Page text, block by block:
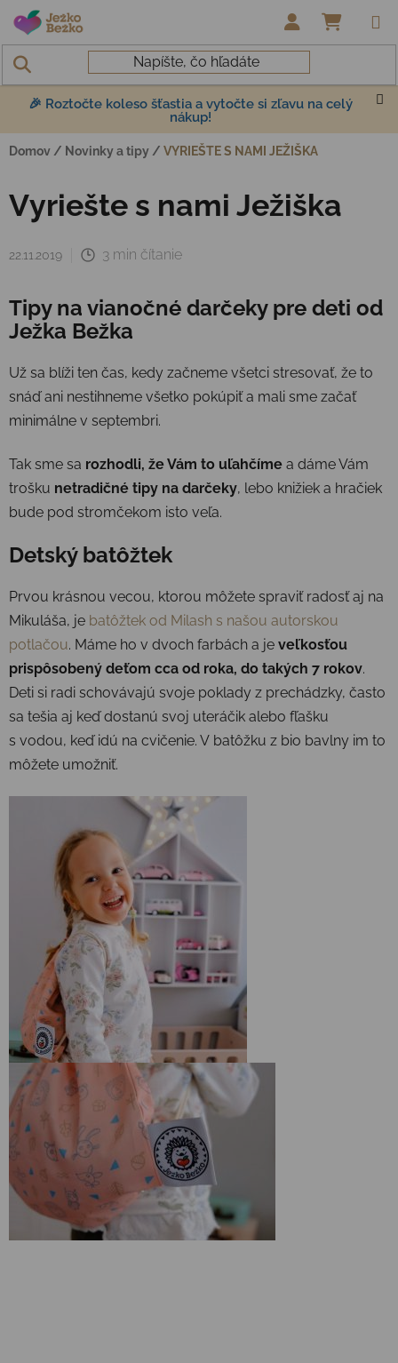
Prejsť na obsah
🎉 Roztočte koleso šťastia a vytočte si zľavu na celý
nákup!
Domov / Novinky a tipy / VYRIEŠTE S NAMI JEŽIŠKA
Vyriešte s nami Ježiška
22.11.2019 3 min čítanie
Tipy na vianočné darčeky pre deti od
Ježka Bežka
Už sa blíži ten čas, kedy začneme všetci stresovať, že to
snáď ani nestihneme všetko pokúpiť a mali sme začať
minimálne v septembri.
Tak sme sa rozhodli, že Vám to uľahčíme a dáme Vám
trošku netradičné tipy na darčeky, lebo knižiek a hračiek
bude pod stromčekom isto veľa.
Detský batôžtek
Prvou krásnou vecou, ktorou môžete spraviť radosť aj na
Mikuláša, je batôžtek od Milash s našou autorskou
potlačou. Máme ho v dvoch farbách a je veľkosťou
prispôsobený deťom cca od roka, do takých 7 rokov.
Deti si radi schovávajú svoje poklady z prechádzky, často
sa tešia aj keď dostanú svoj uteráčik alebo fľašku
s vodou, keď idú na cvičenie. V batôžku z bio bavlny im to
môžete umožniť.